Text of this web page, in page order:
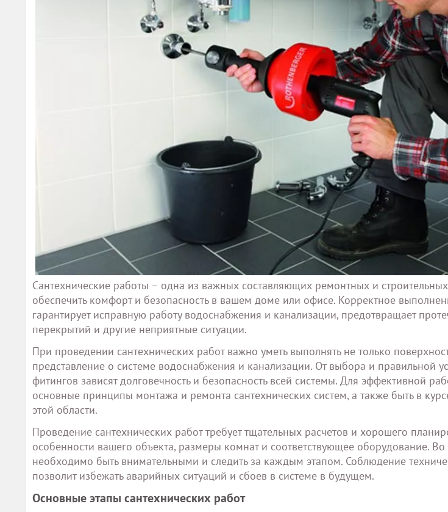
Сантехнические работы – одна из важных составляющих ремонтных и
обеспечить комфорт и безопасность в вашем доме или офисе. Корректное
гарантирует исправную работу водоснабжения и канализации, предотвращает
перекрытий и другие неприятные ситуации.
При проведении сантехнических работ важно уметь выполнять не только
представление о системе водоснабжения и канализации. От выбора и правильной
фитингов зависят долговечность и безопасность всей системы. Для эффективной
основные принципы монтажа и ремонта сантехнических систем, а также быть в
этой области.
Проведение сантехнических работ требует тщательных расчетов и хорошего
особенности вашего объекта, размеры комнат и соответствующее оборудование.
необходимо быть внимательными и следить за каждым этапом. Соблюдение
позволит избежать аварийных ситуаций и сбоев в системе в будущем.
Основные этапы сантехнических работ